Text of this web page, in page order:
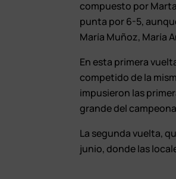
compuesto por
punta por 6-5,
María Muñoz, María
En esta primera
competido de la
impusieron las
grande del
La segunda vuelta,
junio, donde las